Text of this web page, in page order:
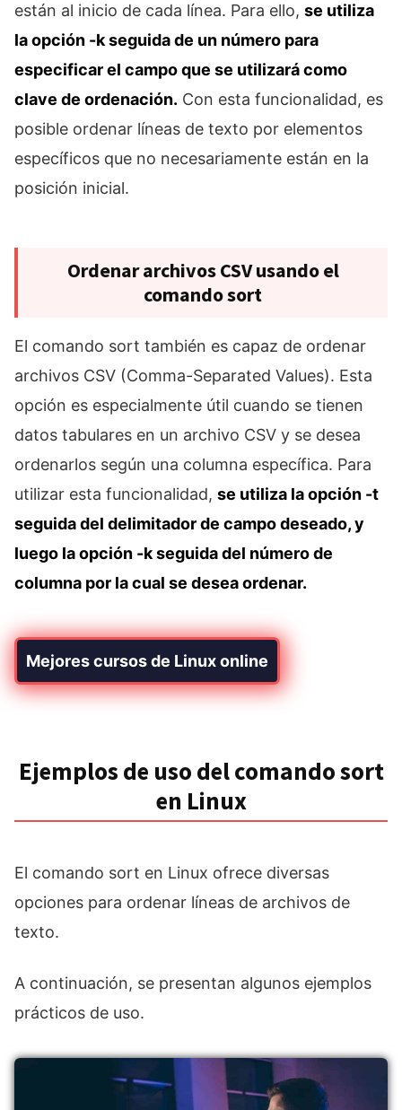
están al inicio de cada línea. Para ello, se utiliza
la opción -k seguida de un número para
especificar el campo que se utilizará como
clave de ordenación. Con esta funcionalidad, es
posible ordenar líneas de texto por elementos
específicos que no necesariamente están en la
posición inicial.
Ordenar archivos CSV usando el
comando sort
El comando sort también es capaz de ordenar
archivos CSV (Comma-Separated Values). Esta
opción es especialmente útil cuando se tienen
datos tabulares en un archivo CSV y se desea
ordenarlos según una columna específica. Para
utilizar esta funcionalidad, se utiliza la opción -t
seguida del delimitador de campo deseado, y
luego la opción -k seguida del número de
columna por la cual se desea ordenar.
Mejores cursos de Linux online
Ejemplos de uso del comando sort
en Linux
El comando sort en Linux ofrece diversas
opciones para ordenar líneas de archivos de
texto.
A continuación, se presentan algunos ejemplos
prácticos de uso.